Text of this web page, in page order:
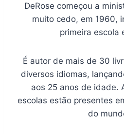
DeRose começou a
muito cedo, em 1960,
primeira escola
É autor de mais de 30
diversos idiomas,
aos 25 anos de idade.
escolas estão presentes
do